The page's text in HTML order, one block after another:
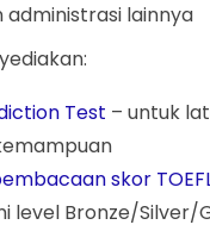
administrasi lainnya
Test – untuk
skor
level Bronze/Silver/